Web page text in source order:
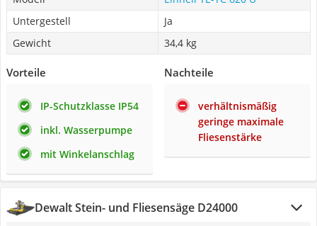
Untergestell
Ja
Gewicht
34,4 kg
Vorteile
IP-Schutzklasse IP54
inkl. Wasserpumpe
mit Winkelanschlag
Nachteile
verhältnismäßig
geringe maximale
Fliesenstärke
Dewalt Stein- und Fliesensäge D24000